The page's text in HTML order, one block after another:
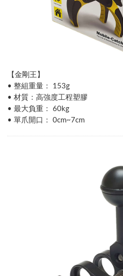
【金剛王】
• 整組重量： 153g
• 材質：高強度工程塑膠
• 最大負重： 60kg
• 單爪開口： 0cm~7cm